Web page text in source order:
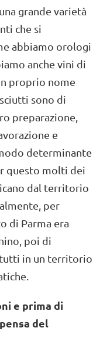
grande varietà
che si
abbiamo orologi
anche vini di
proprio nome
sono di
preparazione,
e
determinante
questo molti dei
dal territorio
per
di Parma era
poi di
tutti in un territorio
e prima di
del